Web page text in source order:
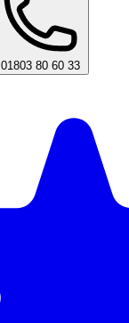
01803 80 60 33